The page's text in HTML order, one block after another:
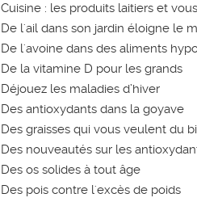
Cuisine : les produits laitiers et vous
De l'ail dans son jardin éloigne le
De l'avoine dans des aliments
De la vitamine D pour les grands
Déjouez les maladies d’hiver
Des antioxydants dans la goyave
Des graisses qui vous veulent du
Des nouveautés sur les
Des os solides à tout âge
Des pois contre l'excès de poids